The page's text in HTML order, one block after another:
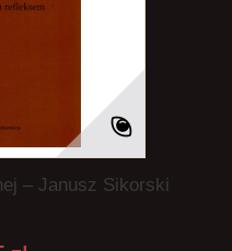
– Janusz Sikorski